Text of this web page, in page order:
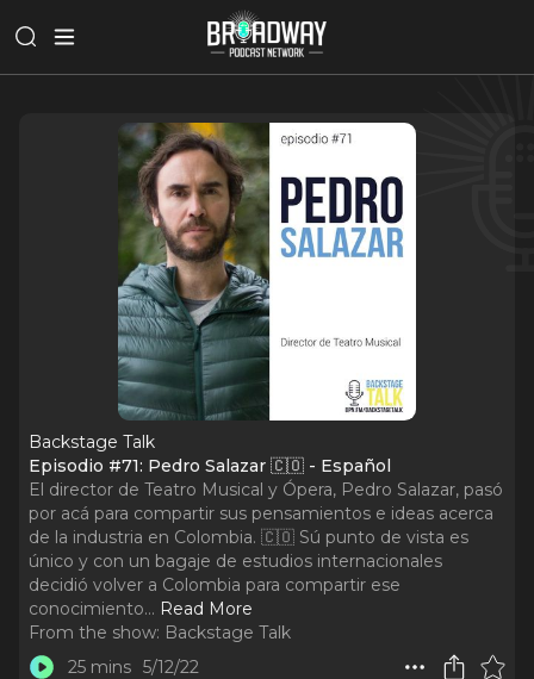
Backstage Talk
Episodio #71: Pedro Salazar 🇨🇴 - Español
El director de Teatro Musical y Ópera, Pedro Salazar, pasó
por acá para compartir sus pensamientos e ideas acerca
de la industria en Colombia. 🇨🇴 Sú punto de vista es
único y con un bagaje de estudios internacionales
decidió volver a Colombia para compartir ese
conocimiento... Read More
From the show: Backstage Talk
25 mins 5/12/22